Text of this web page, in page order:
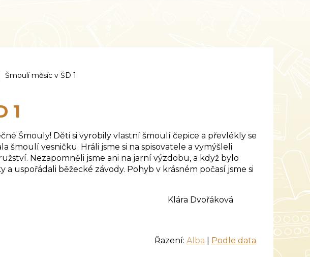
Šmoulí měsíc v ŠD 1
1
Šmouly! Děti si vyrobily vlastní šmoulí čepice a převlékly se
šmoulí vesničku. Hráli jsme si na spisovatele a vymýšleli
Nezapomněli jsme ani na jarní výzdobu, a když bylo
a uspořádali běžecké závody. Pohyb v krásném počasí jsme si
Klára Dvořáková
Řazení: Alba Podle data